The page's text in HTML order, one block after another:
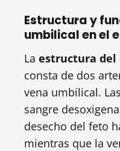
Estructura y
umbilical en el
La estructura del
consta de dos
vena umbilical.
sangre
desecho del feto
mientras que la